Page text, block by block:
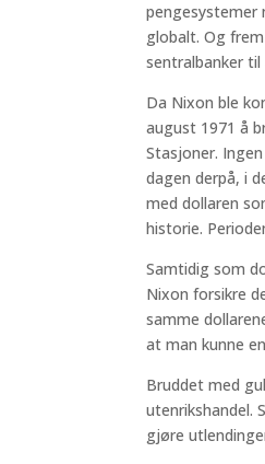
pengesystemer
globalt. Og
sentralbanker
Da Nixon ble
august 1971 å
Stasjoner.
dagen derpå, i
med dollaren
historie.
Samtidig som
Nixon forsikre
samme
at man kunne
Bruddet med
utenrikshandel.
gjøre